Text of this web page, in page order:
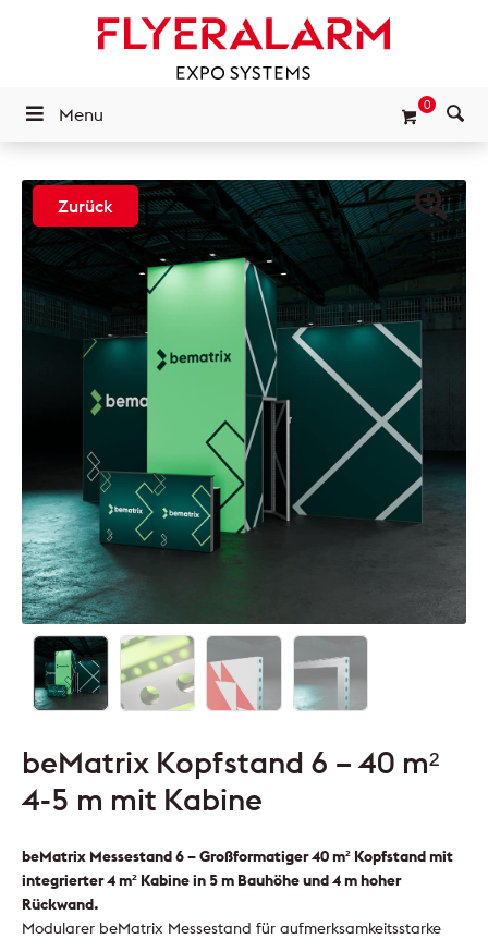
0
Menu
Zurück
beMatrix Kopfstand 6 – 40 m²
4-5 m mit Kabine
beMatrix Messestand 6 – Großformatiger 40 m² Kopfstand mit
integrierter 4 m² Kabine in 5 m Bauhöhe und 4 m hoher
Rückwand.
Modularer beMatrix Messestand für aufmerksamkeitsstarke